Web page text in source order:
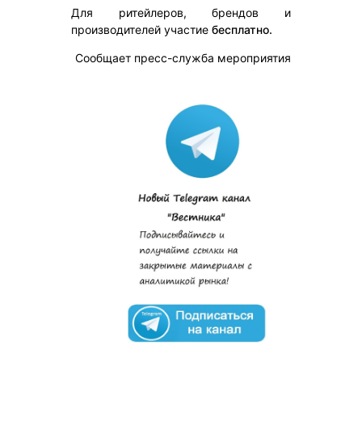
Для ритейлеров, брендов и
производителей участие бесплатно.
Сообщает пресс-служба мероприятия